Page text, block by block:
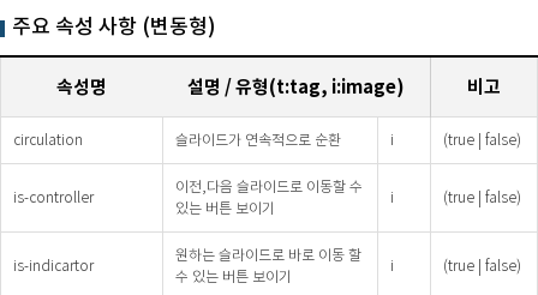
주요 속성 사항 (변동형)
속성명 설명 / 유형(t:tag, i:image) 비고
circulation 슬라이드가 연속적으로 순환 i (true | false)
is-controller
이전,다음 슬라이드로 이동할 수
있는 버튼 보이기
i (true | false)
is-indicartor
원하는 슬라이드로 바로 이동 할
수 있는 버튼 보이기
i (true | false)